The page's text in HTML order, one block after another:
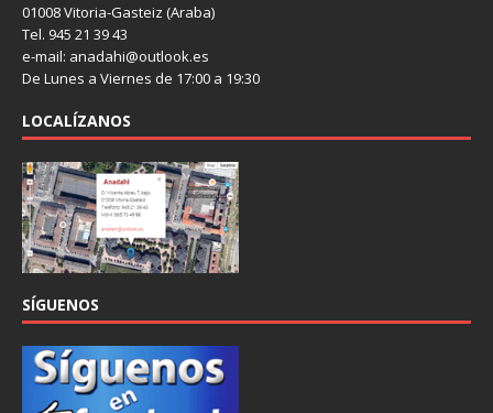
01008 Vitoria-Gasteiz (Araba)
Tel. 945 21 39 43
e-mail: anadahi@outlook.es
De Lunes a Viernes de 17:00 a 19:30
LOCALÍZANOS
SÍGUENOS